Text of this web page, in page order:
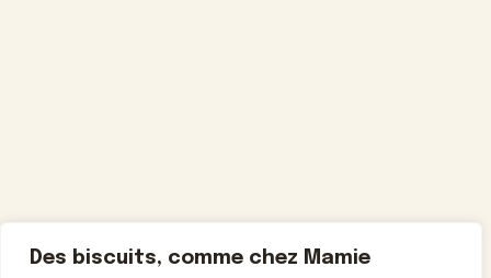
Des biscuits, comme chez Mamie